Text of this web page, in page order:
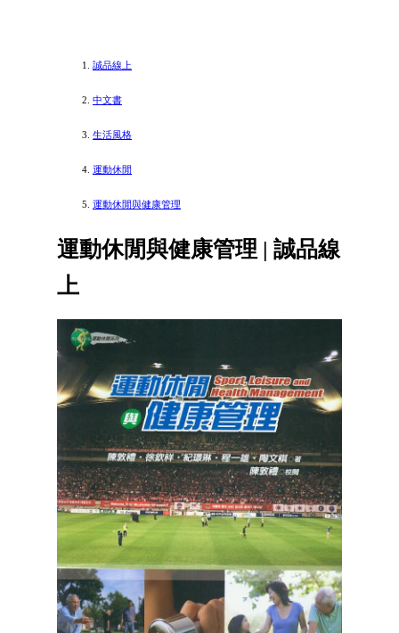
誠品線上
中文書
生活風格
運動休閒
運動休閒與健康管理
運動休閒與健康管理 | 誠品線
上